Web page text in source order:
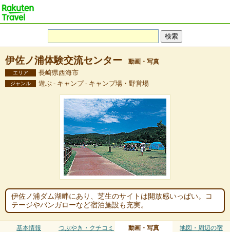
伊佐ノ浦体験交流センター 動画・写真
エリア 長崎県西海市
ジャンル 遊ぶ - キャンプ - キャンプ場・野営場
伊佐ノ浦ダム湖畔にあり、芝生のサイトは開放感いっぱい。コ
テージやバンガローなど宿泊施設も充実。
基本情報 つぶやき・クチコミ 動画・写真 地図・周辺の宿